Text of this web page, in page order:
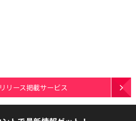
リース掲載サービス